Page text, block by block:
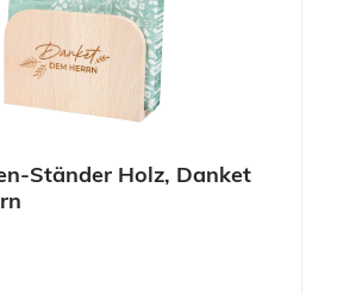
Ständer Holz, Danket